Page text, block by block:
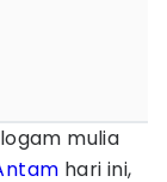
mulia
hari ini,